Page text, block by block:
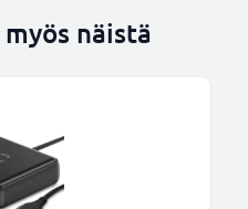
näistä